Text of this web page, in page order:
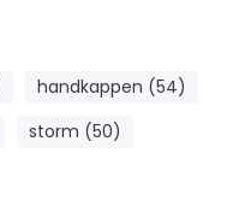
handkappen (54)
storm (50)